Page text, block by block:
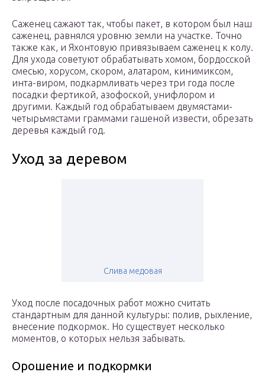
Саженец сажают так, чтобы пакет, в котором был наш
саженец, равнялся уровню земли на участке. Точно
также как, и Яхонтовую привязываем саженец к колу.
Для ухода советуют обрабатывать хомом, бордосской
смесью, хорусом, скором, алатаром, кинимиксом,
инта-виром, подкармливать через три года после
посадки фертикой, азофоской, унифлором и
другими. Каждый год обрабатываем двумястами-
четырьмястами граммами гашеной извести, обрезать
деревья каждый год.
Уход за деревом
Слива медовая
Уход после посадочных работ можно считать
стандартным для данной культуры: полив, рыхление,
внесение подкормок. Но существует несколько
моментов, о которых нельзя забывать.
Орошение и подкормки